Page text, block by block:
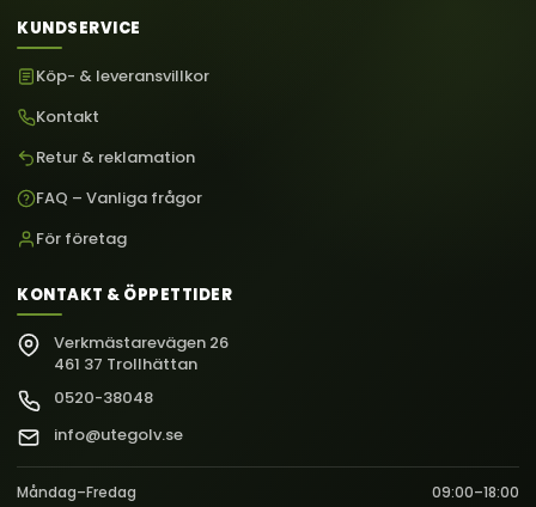
KUNDSERVICE
Köp- & leveransvillkor
Kontakt
Retur & reklamation
FAQ – Vanliga frågor
För företag
KONTAKT & ÖPPETTIDER
Verkmästarevägen 26
461 37 Trollhättan
0520-38048
info@utegolv.se
Måndag–Fredag
09:00–18:00